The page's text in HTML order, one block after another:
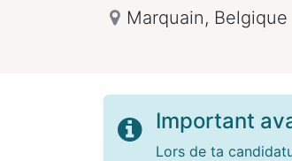
Marquain, Belgique
Important
Lors de ta